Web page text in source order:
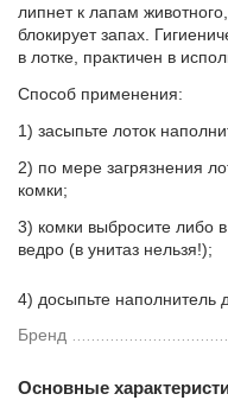
липнет к лапам
блокирует запах.
в лотке, практичен в
Способ применения:
1) засыпьте лоток
2) по мере загрязнения
комки;
3) комки выбросите либо
ведро (в унитаз нельзя!);
4) досыпьте наполнитель
Бренд
Основные